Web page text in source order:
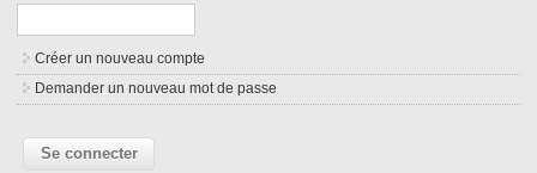
Créer un nouveau compte
Demander un nouveau mot de passe